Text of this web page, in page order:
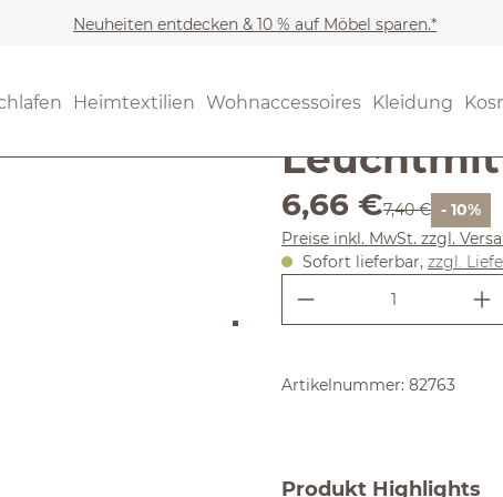
Neuheiten entdecken & 10 % auf Möbel sparen.*
Heimtextilien Wohnaccessoires Kleidung
Osram
Verkaufspreis:
6,66 €Regulärer Preis:
7,40 € - 10%
Preise inkl. MwSt. zzgl.
Sofort lieferbar, zzgl.
Produkt
Artikelnummer: 82763
Produkt Highlights